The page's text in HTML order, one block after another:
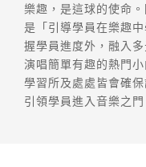
樂趣，是這球的使命
是「引導學員在樂趣
握學員進度外，融入
演唱簡單有趣的熱門
學習所及處處皆會確
引領學員進入音樂之門